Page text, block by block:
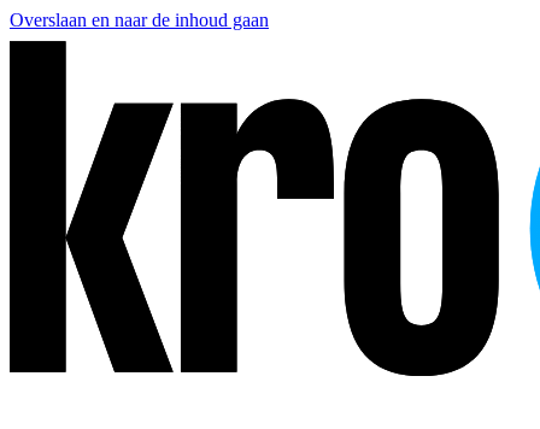
Overslaan en naar de inhoud gaan